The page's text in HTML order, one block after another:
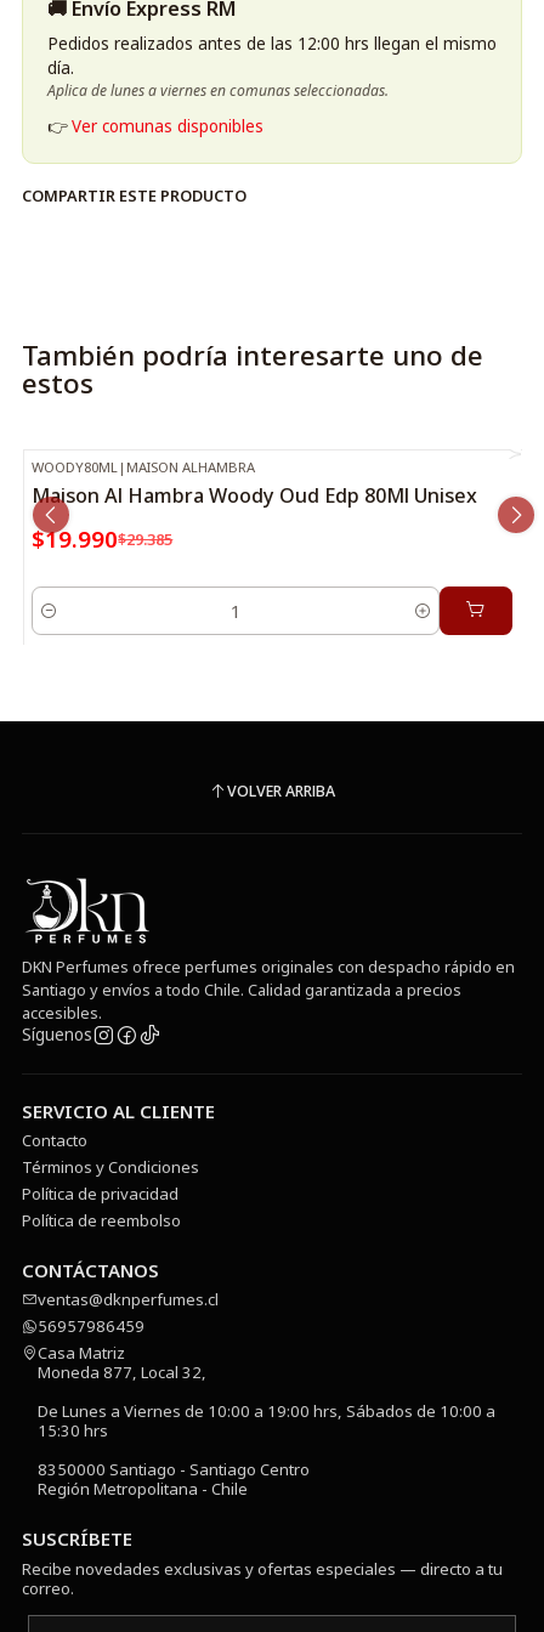
con este producto indispensable.
🚚 Envío Express RM
Pedidos realizados antes de las 12:00 hrs llegan el mismo
día.
Aplica de lunes a viernes en comunas seleccionadas.
👉Ver comunas disponibles
COMPARTIR ESTE PRODUCTO
También podría interesarte uno de
estos
-32% OFF
WOODY80ML | MAISON ALHAMBRA
Maison Al Hambra Woody Oud Edp 80Ml Unisex
$19.990$29.385
Cantidad
VOLVER ARRIBA
DKN Perfumes ofrece perfumes originales con despacho rápido en
Santiago y envíos a todo Chile. Calidad garantizada a precios
accesibles.
Síguenos
SERVICIO AL CLIENTE
Contacto
Términos y Condiciones
Política de privacidad
Política de reembolso
CONTÁCTANOS
ventas@dknperfumes.cl
56957986459
Casa Matriz
Moneda 877, Local 32,
De Lunes a Viernes de 10:00 a 19:00 hrs, Sábados de 10:00 a
15:30 hrs
8350000 Santiago - Santiago Centro
Región Metropolitana - Chile
SUSCRÍBETE
Recibe novedades exclusivas y ofertas especiales — directo a tu
correo.